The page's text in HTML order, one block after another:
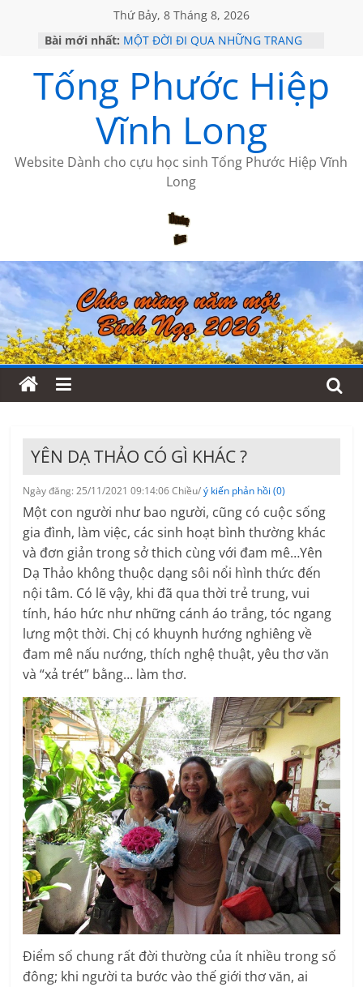
Thứ Bảy, 8 Tháng 8, 2026
Bài mới nhất: MỘT ĐỜI ĐI QUA NHỮNG TRANG
KHÔNG ĐỀ 19 CỦA THÁI LÃO
CHÙM THƠ CỦA BÍCH HÀ
GIÃ TỪ ĐÀ LẠT của ANTH ĐOÀN
HỌC SỬ HỒI XƯA
Tống Phước Hiệp
Vĩnh Long
Website Dành cho cựu học sinh Tống Phước Hiệp Vĩnh
Long
YÊN DẠ THẢO CÓ GÌ KHÁC ?
Ngày đăng: 25/11/2021 09:14:06 Chiều/ý kiến phản hồi (0)
Một con người như bao người, cũng có cuộc sống
gia đình, làm việc, các sinh hoạt bình thường khác
và đơn giản trong sở thich cùng với đam mê…Yên
Dạ Thảo không thuộc dạng sôi nổi hình thức đến
nội tâm. Có lẽ vậy, khi đã qua thời trẻ trung, vui
tính, háo hức như những cánh áo trắng, tóc ngang
lưng một thời. Chị có khuynh hướng nghiêng về
đam mê nấu nướng, thích nghệ thuật, yêu thơ văn
và “xả trét” bằng… làm thơ.
Điểm số chung rất đời thường của ít nhiều trong số
đông; khi người ta bước vào thế giới thơ văn, ai